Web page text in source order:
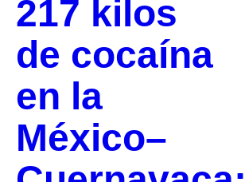
217 kilos
de cocaína
en la
México–